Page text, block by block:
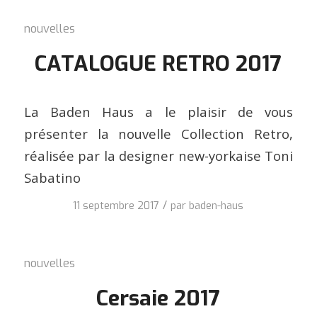
nouvelles
CATALOGUE RETRO 2017
La Baden Haus a le plaisir de vous
présenter la nouvelle Collection Retro,
réalisée par la designer new-yorkaise Toni
Sabatino
11 septembre 2017 / par baden-haus
nouvelles
Cersaie 2017